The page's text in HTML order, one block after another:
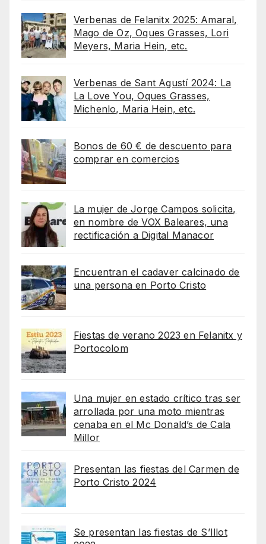
Verbenas de Felanitx 2025: Amaral,
Mago de Oz, Oques Grasses, Lori
Meyers, Maria Hein, etc.
Verbenas de Sant Agustí 2024: La
La Love You, Oques Grasses,
Michenlo, Maria Hein, etc.
Bonos de 60 € de descuento para
comprar en comercios
La mujer de Jorge Campos solicita,
en nombre de VOX Baleares, una
rectificación a Digital Manacor
Encuentran el cadaver calcinado de
una persona en Porto Cristo
Fiestas de verano 2023 en Felanitx y
Portocolom
Una mujer en estado crítico tras ser
arrollada por una moto mientras
cenaba en el Mc Donald’s de Cala
Millor
Presentan las fiestas del Carmen de
Porto Cristo 2024
Se presentan las fiestas de S’Illot